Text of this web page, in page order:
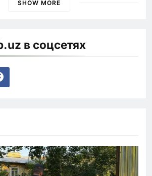
SHOW MORE
в соцсетях